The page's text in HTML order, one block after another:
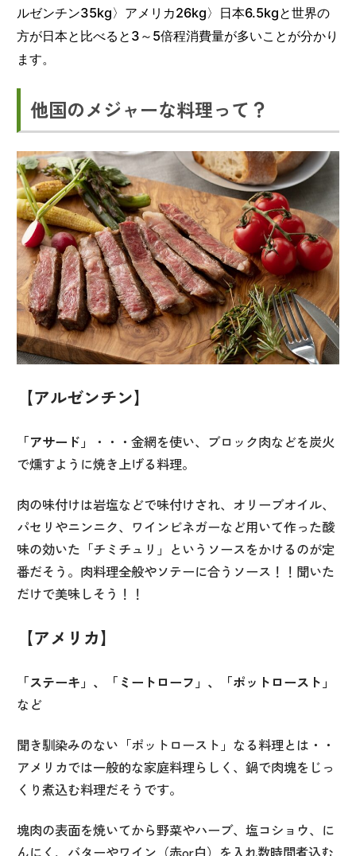
ルゼンチン35kg〉 アメリカ26kg〉 日本6.5kgと世界の
方が日本と比べると 3 ～ 5倍程消費量が多いことが分かり
ます。
他国のメジャーな料理って？
【アルゼンチン】
「アサード」
・・・金網を使い、ブロック肉などを炭火
で燻すように焼き上げる料理。
肉の味付けは岩塩などで味付けされ、オリーブオイル、
パセリやニンニク、ワインビネガーなど用いて作った酸
味の効いた「チミチュリ」というソースをかけるのが定
番だそう。肉料理全般やソテーに合うソース！！聞いた
だけで美味しそう！！
【アメリカ】
「ステーキ」、「ミートローフ」、「ポットロースト」
など
聞き馴染みのない「ポットロースト」なる料理とは・・
アメリカでは一般的な家庭料理らしく、鍋で肉塊をじっ
くり煮込む料理だそうです。
塊肉の表面を焼いてから野菜やハーブ、塩コショウ、に
んにく、バターやワイン（赤or白）を入れ数時間煮込む